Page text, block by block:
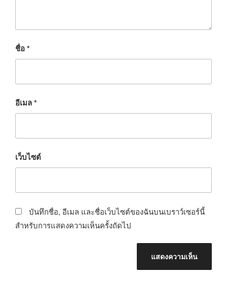
ชื่อ*
อีเมล*
เว็บไซต์
บันทึกชื่อ, อีเมล และชื่อเว็บไซต์ของฉันบนเบราว์เซอร์นี้
สำหรับการแสดงความเห็นครั้งถัดไป